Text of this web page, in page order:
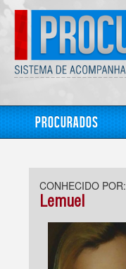
Procurados
CONHECIDO POR:
Lemuel